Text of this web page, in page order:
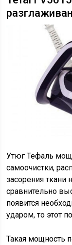
Утюг Тефаль
самоочистки,
засорения ткани
сравнительно
появится
ударом, то этот
Такая мощность